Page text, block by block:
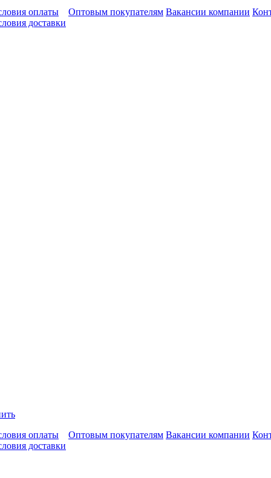
оплаты
доставки
Оптовым покупателям Вакансии компании
оплаты
доставки
Оптовым покупателям Вакансии компании